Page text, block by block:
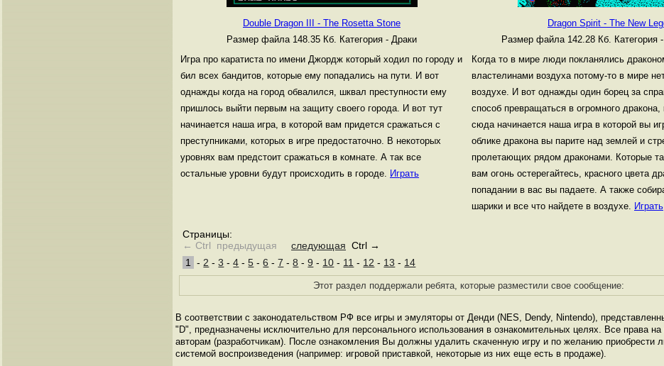
Double Dragon III - The Rosetta Stone
Размер файла 148.35 Кб. Категория - Драки
Игра про каратиста по имени Джордж который ходил по городу и
бил всех бандитов, которые ему попадались на пути. И вот
однажды когда на город обвалился, шквал преступности ему
пришлось выйти первым на защиту своего города. И вот тут
начинается наша игра, в которой вам придется сражаться с
преступниками, которых в игре предостаточно. В некоторых
уровнях вам предстоит сражаться в комнате. А так все
остальные уровни будут происходить в городе. Играть
Dragon Spirit - The New
Размер файла 142.28 Кб. Категория
Когда то в мире люди покланялись
властелинами воздуха потому-то в мире
воздухе. И вот однажды один борец за
способ превращаться в огромного
сюда начинается наша игра в которой вы
облике дракона вы парите над землей и
пролетающих рядом драконами. Которые
вам огонь остерегайтесь, красного цвета
попадании в вас вы падаете. А также
шарики и все что найдете в воздухе. Играть
Страницы:
← Ctrl предыдущая
следующая Ctrl →
1
- 2 -3 -4 -5 -6 -7 -8 -9 - 10 - 11 - 12 - 13 - 14
Этот раздел поддержали ребята, которые разместили свое сообщение:
В соответствии с законодательством РФ все игры и эмуляторы от Денди (NES, Dendy, Nintendo),
"D", предназначены исключительно для персонального использования в ознакомительных целях. Все права
авторам (разработчикам). После ознакомления Вы должны удалить скаченную игру и по желанию приобрести
системой воспроизведения (например: игровой приставкой, некоторые из них еще есть в продаже).